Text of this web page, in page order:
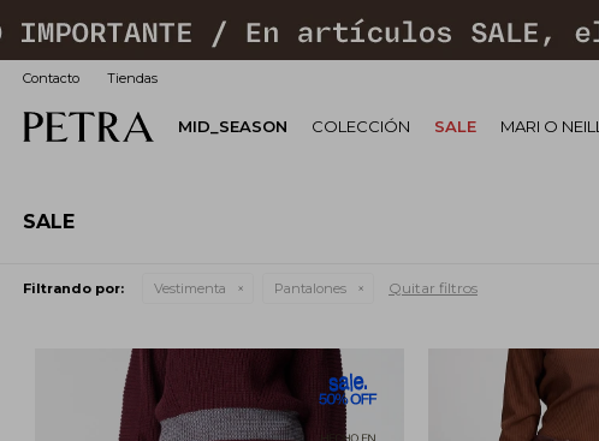
MID_SEASON COLECCIÓN SALE MARI O NEILL
Contacto Tiendas
SALE
Filtrando por: Vestimenta Pantalones Quitar filtros